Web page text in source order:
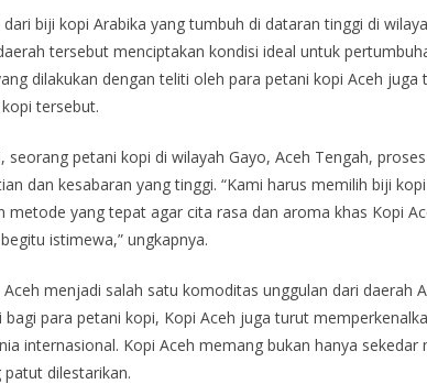
biji kopi Arabika yang tumbuh di dataran tinggi di
tersebut menciptakan kondisi ideal untuk
dilakukan dengan teliti oleh para petani kopi Aceh
tersebut.
seorang petani kopi di wilayah Gayo, Aceh Tengah,
dan kesabaran yang tinggi. “Kami harus memilih biji
metode yang tepat agar cita rasa dan aroma khas Kopi
istimewa,” ungkapnya.
menjadi salah satu komoditas unggulan dari daerah
para petani kopi, Kopi Aceh juga turut
internasional. Kopi Aceh memang bukan hanya
dilestarikan.